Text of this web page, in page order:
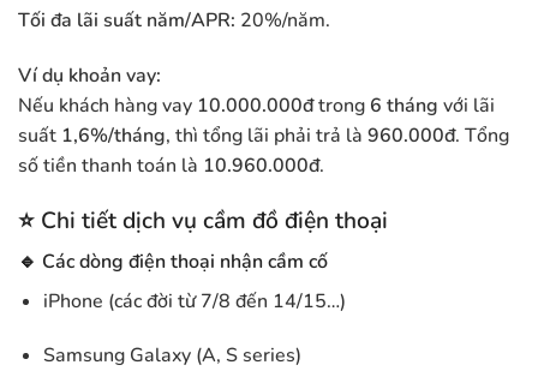
Tối đa lãi suất năm/APR: 20%/năm.
Ví dụ khoản vay:
Nếu khách hàng vay 10.000.000đtrong 6 tháng với lãi
suất 1,6%/tháng, thì tổng lãi phải trả là 960.000đ. Tổng
số tiền thanh toán là 10.960.000đ.
⭐ Chi tiết dịch vụ cầm đồ điện thoại
🔹 Các dòng điện thoại nhận cầm cố
iPhone (các đời từ 7/8 đến 14/15…)
Samsung Galaxy (A, S series)